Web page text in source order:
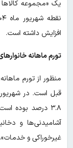
یک «مجموعه کالاها
افزایش داشته است.
تورم ماهانه
منظور از تورم
۳.۸ درصد بوده
غیرخوراکی و خدمات»، ۳.۰ درصد بوده است.